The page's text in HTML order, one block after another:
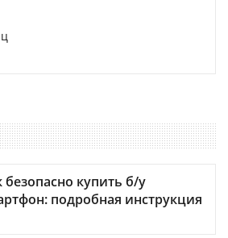
безопасно купить б/у
подробная инструкция